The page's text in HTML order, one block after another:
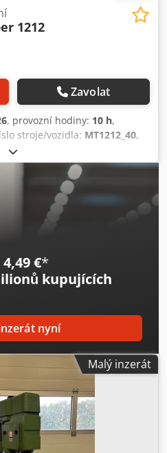
prodej vyhrazen
kdykoliv po dohodě
1212
Zavolat
, provozní hodiny: 10 h,
stroje/vozidla: MT1212_40,
stroj na zpracování
- Vyrobeno ve Finsku
1250x1250mm Velikosti
3 (volitelně 4) 2x závitořezné
Mikromazání pro každé
dotyková obrazovka
razníků - NC soubory
€*
kupujících
nyní
Malý inzerát